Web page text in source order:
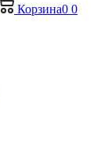
Корзина0 0